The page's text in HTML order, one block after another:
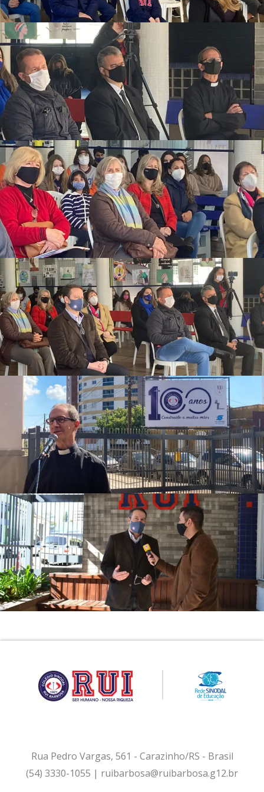
Rua Pedro Vargas, 561 - Carazinho/RS - Brasil
(54) 3330-1055 | ruibarbosa@ruibarbosa.g12.br